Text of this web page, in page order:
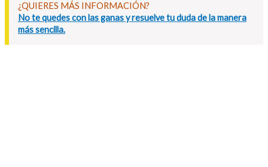
¿QUIERES MÁS INFORMACIÓN?
No te quedes con las ganas y resuelve tu duda de la manera
más sencilla.